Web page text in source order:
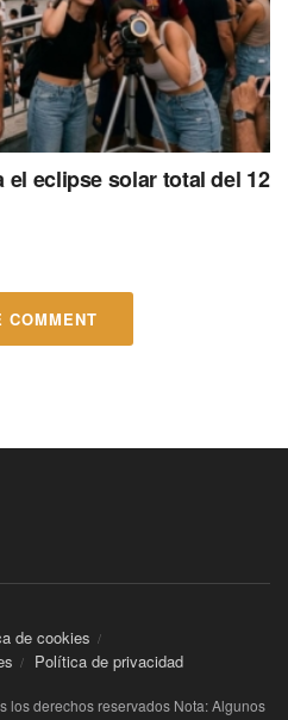
el eclipse solar total del 12
COMMENT
de cookies
Política de privacidad
los derechos reservados Nota: Algunos